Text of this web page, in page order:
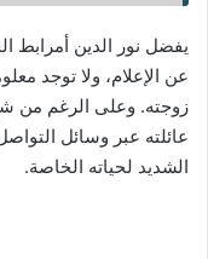
يفضل نور الدين أمرابط
عن الإعلام، ولا توجد
زوجته. وعلى الرغم من
عائلته عبر وسائل
الشديد لحياته الخاصة.